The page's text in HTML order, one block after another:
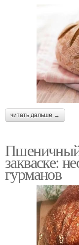
читать дальше →
закваске:
гурманов